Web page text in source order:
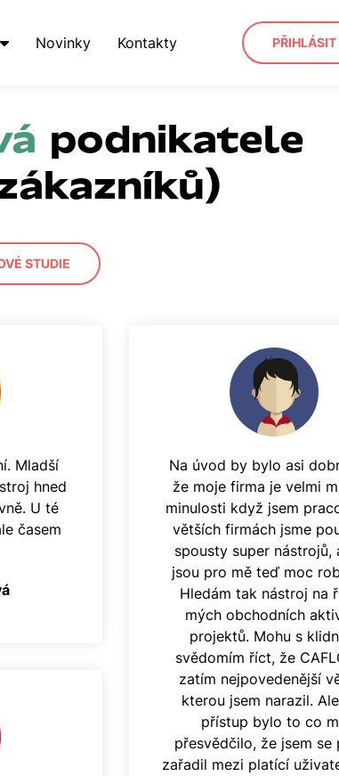
Novinky Kontakty PŘIHLÁSIT
podnikatele
STUDIE
Mladší
hned
U té
časem
Na úvod by bylo asi
že moje firma je velmi
minulosti když jsem
větších firmách jsme
spousty super nástrojů,
jsou pro mě teď moc
Hledám tak nástroj na
mých obchodních
projektů. Mohu s
svědomím říct, že
zatím nejpovedenější
kterou jsem narazil.
přístup bylo to co
přesvědčilo, že jsem se
zařadil mezi platící